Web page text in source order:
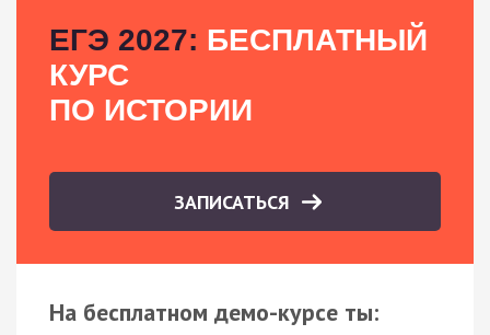
ЕГЭ 2027: БЕСПЛАТНЫЙ
КУРС
ПО ИСТОРИИ
ЗАПИСАТЬСЯ
На бесплатном демо-курсе ты: